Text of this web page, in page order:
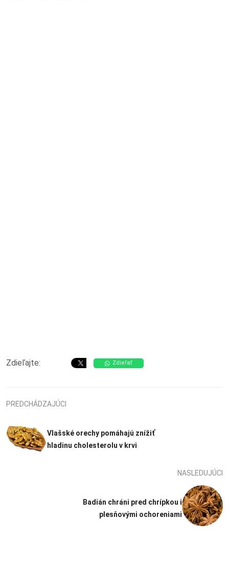
Zdieľajte: Zdieľať
PREDCHÁDZAJÚCI
Vlašské orechy pomáhajú znížiť
hladinu cholesterolu v krvi
NASLEDUJÚCI
Badián chráni pred chrípkou i
plesňovými ochoreniami